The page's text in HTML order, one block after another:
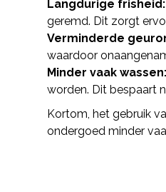
Langdurige frisheid:
geremd. Dit zorgt
Verminderde
waardoor
Minder vaak wassen:
worden. Dit bespaart
Kortom, het gebruik
ondergoed minder